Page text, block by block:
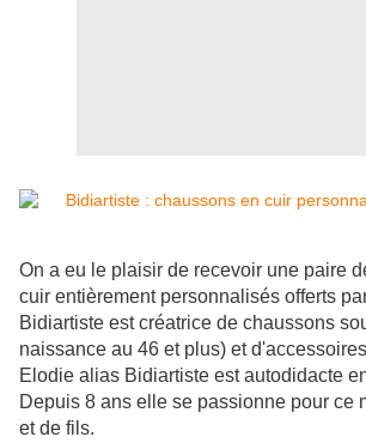
On a eu le plaisir de recevoir une paire
cuir entièrement personnalisés offerts
Bidiartiste est créatrice de chaussons
naissance au 46 et plus) et
Elodie alias Bidiartiste est autodidacte
Depuis 8 ans elle se passionne pour ce
et de fils.